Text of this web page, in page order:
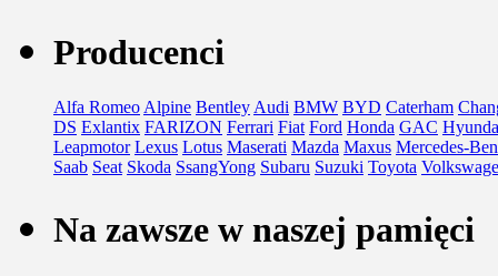
Producenci
Alfa Romeo Alpine Bentley Audi BMW BYD Caterham
DS Exlantix FARIZON Ferrari Fiat Ford Honda GAC
Leapmotor Lexus Lotus Maserati Mazda Maxus Mercedes-
Saab Seat Skoda SsangYong Subaru Suzuki Toyota
Na zawsze w naszej pamięci